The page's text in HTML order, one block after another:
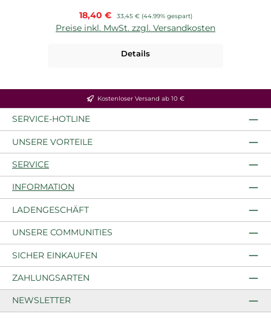
Verkaufspreis:
18,40 € Regulärer Preis:
33,45 € (44.99% gespart)
Preise inkl. MwSt. zzgl. Versandkosten
Details
Kostenloser Versand ab 10 €
SERVICE-HOTLINE
UNSERE VORTEILE
SERVICE
INFORMATION
LADENGESCHÄFT
UNSERE COMMUNITIES
SICHER EINKAUFEN
ZAHLUNGSARTEN
NEWSLETTER